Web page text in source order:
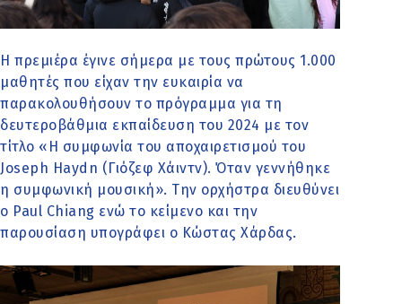
Η πρεμιέρα έγινε σήμερα με τους πρώτους 1.000
μαθητές που είχαν την ευκαιρία να
παρακολουθήσουν το πρόγραμμα για τη
δευτεροβάθμια εκπαίδευση του 2024 με τον
τίτλο «Η συμφωνία του αποχαιρετισμού του
Joseph Haydn (Γιόζεφ Χάιντν). Όταν γεννήθηκε
η συμφωνική μουσική». Την ορχήστρα διευθύνει
ο Paul Chiang ενώ το κείμενο και την
παρουσίαση υπογράφει ο Κώστας Χάρδας.